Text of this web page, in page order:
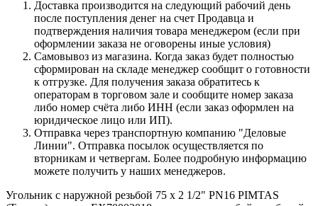
Доставка производится на следующий рабочий день
после поступления денег на счет Продавца и
подтверждения наличия товара менеджером (если при
оформлении заказа не оговорены иные условия)
Самовывоз из магазина. Когда заказ будет полностью
сформирован на складе менеджер сообщит о готовности
к отгрузке. Для получения заказа обратитесь к
операторам в торговом зале и сообщите номер заказа
либо номер счёта либо ИНН (если заказ оформлен на
юридическое лицо или ИП).
Отправка через транспортную компанию "Деловые
Линии". Отправка посылок осуществляется по
вторникам и четвергам. Более подробную информацию
можете получить у наших менеджеров.
Угольник с наружной резьбой 75 х 2 1/2" PN16 PIMTAS